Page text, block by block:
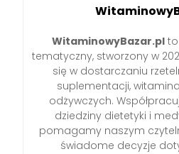
WitaminowyBazar.plto
tematyczny, stworzony w
się w dostarczaniu
suplementacji,
odżywczych.
dziedziny dietetyki i
pomagamy naszym
świadome decyzje